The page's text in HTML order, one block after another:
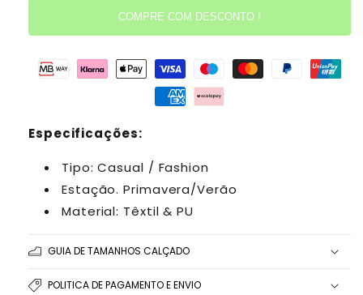
COMPRE COM DESCONTO !
Especificações:
Tipo: Casual / Fashion
Estação. Primavera/Verão
Material: Têxtil & PU
GUIA DE TAMANHOS CALÇADO
POLITICA DE PAGAMENTO E ENVIO